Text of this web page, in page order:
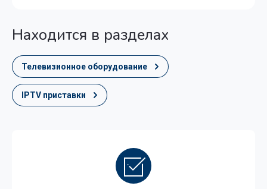
Находится в разделах
Телевизионное оборудование
IPTV приставки